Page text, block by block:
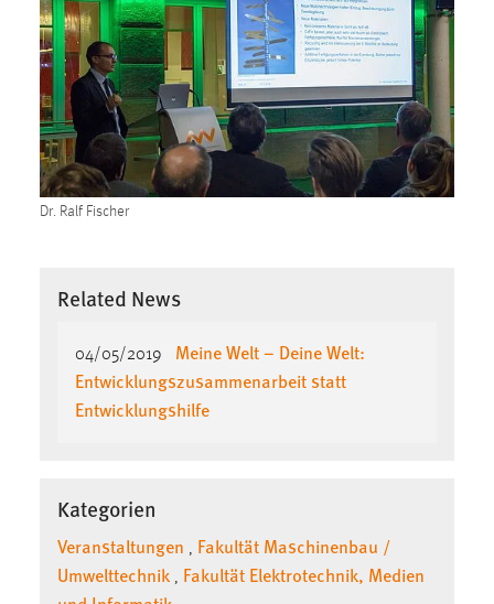
Dr. Ralf Fischer
Related News
04/05/2019
Meine Welt – Deine Welt:
Entwicklungszusammenarbeit statt
Entwicklungshilfe
Kategorien
Veranstaltungen , Fakultät Maschinenbau /
Umwelttechnik , Fakultät Elektrotechnik, Medien